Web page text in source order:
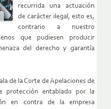
recurrida una actuación
de carácter ilegal, esto es,
contrario a nuestro
que pudiesen producir
del derecho y garantía
de la Corte de Apelaciones de
protección entablado por la
en contra de la empresa